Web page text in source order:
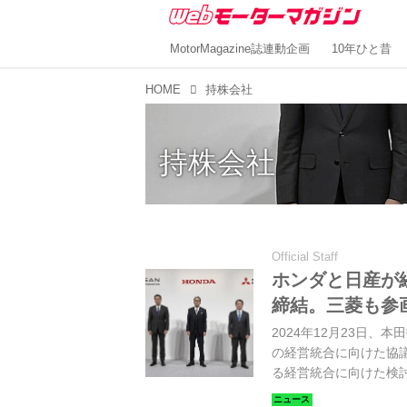
MotorMagazine誌連動企画 10年ひと昔
HOME 持株会社
持株会社
Official Staff
ホンダと日産が
締結。三菱も参
2024年12月23日、本
の経営統合に向けた協
る経営統合に向けた検